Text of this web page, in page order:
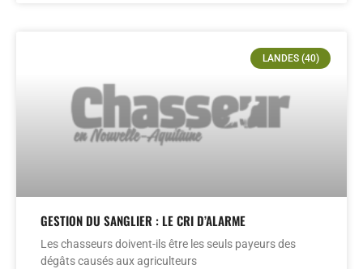
LANDES (40)
GESTION DU SANGLIER : LE CRI D’ALARME
Les chasseurs doivent-ils être les seuls payeurs des
dégâts causés aux agriculteurs